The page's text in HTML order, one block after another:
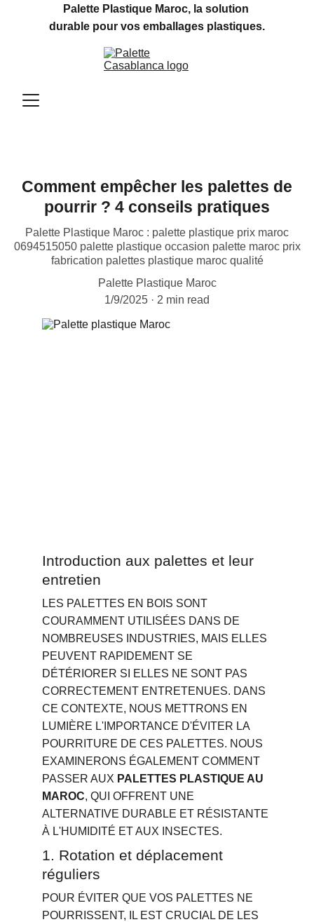
Palette Plastique Maroc, la solution
durable pour vos emballages plastiques.
Comment empêcher les palettes de
pourrir ? 4 conseils pratiques
Palette Plastique Maroc : palette plastique prix maroc
0694515050 palette plastique occasion palette maroc prix
fabrication palettes plastique maroc qualité
Palette Plastique Maroc
1/9/2025
2 min read
Introduction aux palettes et leur
entretien
LES PALETTES EN BOIS SONT
COURAMMENT UTILISÉES DANS DE
NOMBREUSES INDUSTRIES, MAIS ELLES
PEUVENT RAPIDEMENT SE
DÉTÉRIORER SI ELLES NE SONT PAS
CORRECTEMENT ENTRETENUES. DANS
CE CONTEXTE, NOUS METTRONS EN
LUMIÈRE L'IMPORTANCE D'ÉVITER LA
POURRITURE DE CES PALETTES. NOUS
EXAMINERONS ÉGALEMENT COMMENT
PASSER AUX PALETTES PLASTIQUE AU
MAROC, QUI OFFRENT UNE
ALTERNATIVE DURABLE ET RÉSISTANTE
À L'HUMIDITÉ ET AUX INSECTES.
1. Rotation et déplacement
réguliers
POUR ÉVITER QUE VOS PALETTES NE
POURRISSENT, IL EST CRUCIAL DE LES